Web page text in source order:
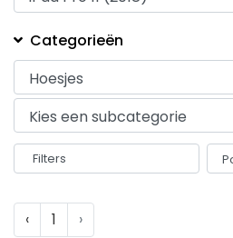
Categorieën
Filters
‹ 1 ›